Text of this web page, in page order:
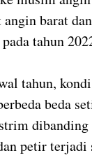
angin barat
tahun
tahun,
beda
petir terjadi